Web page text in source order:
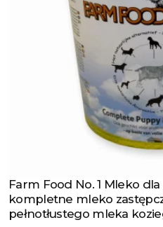
Zobacz produkt
Farm Food No. 1 Mleko
kompletne mleko
pełnotłustego mleka